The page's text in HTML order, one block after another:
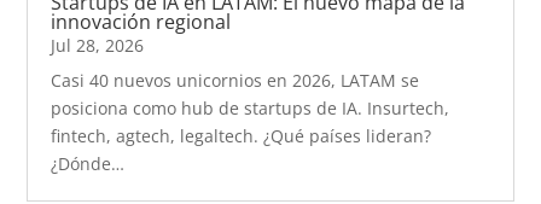
innovación regional
Jul 28, 2026
Casi 40 nuevos unicornios en 2026, LATAM se
posiciona como hub de startups de IA. Insurtech,
fintech, agtech, legaltech. ¿Qué países lideran?
¿Dónde…